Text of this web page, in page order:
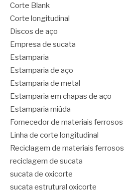
Corte Blank
Corte longitudinal
Discos de aço
Empresa de sucata
Estamparia
Estamparia de aço
Estamparia de metal
Estamparia em chapas de aço
Estamparia miúda
Fornecedor de materiais ferrosos
Linha de corte longitudinal
Reciclagem de materiais ferrosos
reciclagem de sucata
sucata de oxicorte
sucata estrutural oxicorte